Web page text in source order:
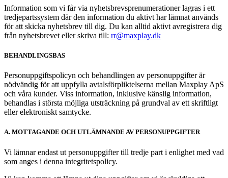
Information som vi får via nyhetsbrevsprenumerationer lagras i ett
tredjepartssystem där den information du aktivt har lämnat används
för att skicka nyhetsbrev till dig. Du kan alltid aktivt avregistrera dig
från nyhetsbrevet eller skriva till: rr@maxplay.dk
BEHANDLINGSBAS
Personuppgiftspolicyn och behandlingen av personuppgifter är
nödvändig för att uppfylla avtalsförpliktelserna mellan Maxplay ApS
och våra kunder. Viss information, inklusive känslig information,
behandlas i största möjliga utsträckning på grundval av ett skriftligt
eller elektroniskt samtycke.
A. MOTTAGANDE OCH UTLÄMNANDE AV PERSONUPPGIFTER
Vi lämnar endast ut personuppgifter till tredje part i enlighet med vad
som anges i denna integritetspolicy.